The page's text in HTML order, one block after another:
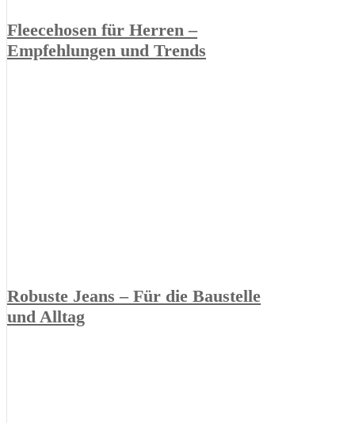
Fleecehosen für Herren –
Empfehlungen und Trends
Robuste Jeans – Für die Baustelle
und Alltag